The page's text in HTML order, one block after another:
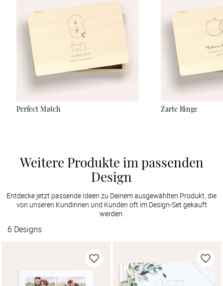
sanft abzuwischen und keine Reinigungsmittel zu verwenden.
Der UV-Druck ist sehr robust, kann aber bei starker Reibung
oder durch scharfe Gegenstände verkratzen.
Perfect Match Zarte Ringe
Weitere Produkte im passenden
Design
Entdecke jetzt passende Ideen zu Deinem ausgewählten Produkt, die
von unseren Kundinnen und Kunden oft im Design-Set gekauft
werden.
6 Designs